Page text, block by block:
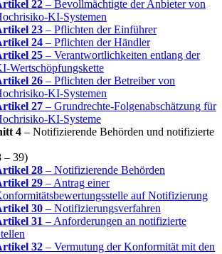
22 – Bevollmächtigte der Anbieter von
KI-Systemen
23 – Pflichten der Einführer
24 – Pflichten der Händler
25 – Verantwortlichkeiten entlang der
Wertschöpfungskette
26 – Pflichten der Betreiber von
KI-Systemen
27 – Grundrechte-Folgenabschätzung für
KI-Systeme
4 – Notifizierende Behörden und notifizierte
– 39)
28 – Notifizierende Behörden
29 – Antrag einer
auf Notifizierung
30 – Notifizierungsverfahren
31 – Anforderungen an notifizierte
32 – Vermutung der Konformität mit den